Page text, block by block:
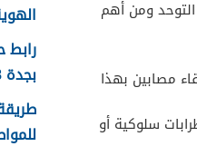
ومن أهم
مصابين بهذا
سلوكية أو
الهوية 1448
بجدة 1448